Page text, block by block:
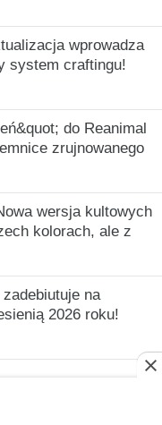
wprowadza
system craftingu!
do Reanimal
zrujnowanego
wersja kultowych
kolorach, ale z
na
2026 roku!